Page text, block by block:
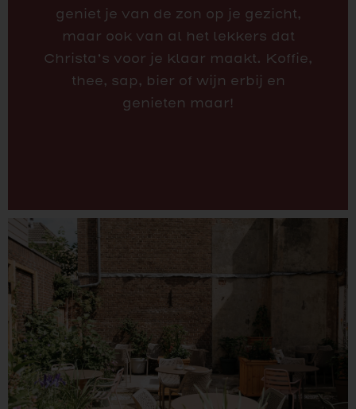
geniet je van de zon op je gezicht,
maar ook van al het lekkers dat
Christa’s voor je klaar maakt. Koffie,
thee, sap, bier of wijn erbij en
genieten maar!